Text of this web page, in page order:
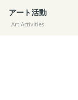
アート活動
Art Activities